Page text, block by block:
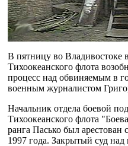
В пятницу во Владивостоке
Тихоокеанского флота
процесс над обвиняемым в
военным журналистом
Начальник отдела боевой
Тихоокеанского флота
ранга Пасько был
1997 года. Закрытый суд над